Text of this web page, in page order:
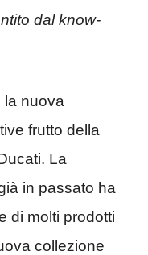
dal know-
la nuova
frutto della
La
in passato ha
di molti prodotti
collezione